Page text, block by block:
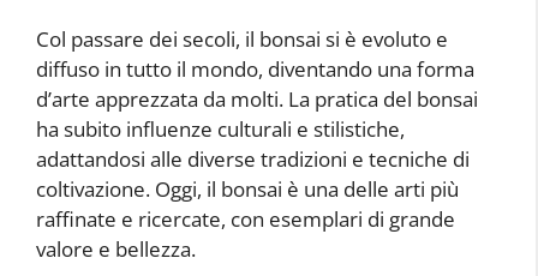
Col passare dei secoli, il bonsai si è evoluto e
diffuso in tutto il mondo, diventando una forma
d’arte apprezzata da molti. La pratica del bonsai
ha subito influenze culturali e stilistiche,
adattandosi alle diverse tradizioni e tecniche di
coltivazione. Oggi, il bonsai è una delle arti più
raffinate e ricercate, con esemplari di grande
valore e bellezza.